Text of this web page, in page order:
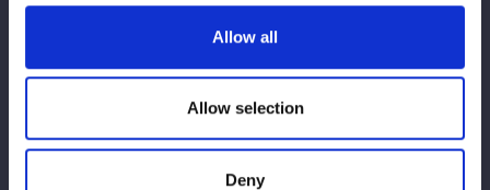
Allow all
Allow selection
Deny
羽南＆飯田沙耶vs林下詩美＆浜辺纏
壮麗亜美＆妃南＆レディ・Ｃ＆八神蘭奈vs伊藤麻希＆古沢稀杏＆